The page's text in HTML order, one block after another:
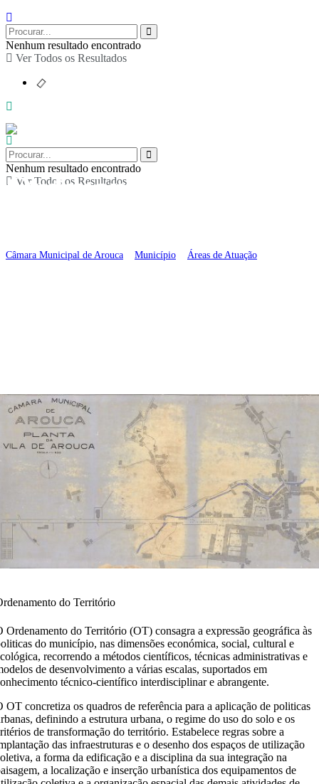
Nenhum resultado encontrado
Ver Todos os Resultados
Nenhum resultado encontrado
Ver Todos os Resultados
Ordenamento do
Câmara Municipal de Arouca Município Áreas de Atuação
do Território
Ordenamento do Território (OT) consagra a expressão geográfica às
do município, nas dimensões económica, social, cultural e
recorrendo a métodos científicos, técnicas administrativas e
de desenvolvimento a várias escalas, suportados em
técnico-científico interdisciplinar e abrangente.
OT concretiza os quadros de referência para a aplicação de politicas
definindo a estrutura urbana, o regime do uso do solo e os
de transformação do território. Estabelece regras sobre a
das infraestruturas e o desenho dos espaços de utilização
a forma da edificação e a disciplina da sua integração na
a localização e inserção urbanística dos equipamentos de